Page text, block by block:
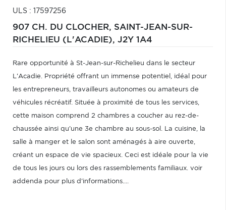
ULS : 17597256
907 CH. DU CLOCHER, SAINT-JEAN-SUR-
RICHELIEU (L'ACADIE), J2Y 1A4
Rare opportunité à St-Jean-sur-Richelieu dans le secteur
L'Acadie. Propriété offrant un immense potentiel, idéal pour
les entrepreneurs, travailleurs autonomes ou amateurs de
véhicules récréatif. Située à proximité de tous les services,
cette maison comprend 2 chambres a coucher au rez-de-
chaussée ainsi qu'une 3e chambre au sous-sol. La cuisine, la
salle à manger et le salon sont aménagés à aire ouverte,
créant un espace de vie spacieux. Ceci est idéale pour la vie
de tous les jours ou lors des rassemblements familiaux. voir
addenda pour plus d'informations....